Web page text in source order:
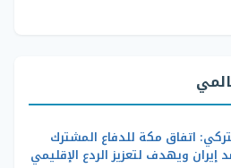
اتفاق مكة للدفاع المشترك
ويهدف لتعزيز الردع الإقليمي